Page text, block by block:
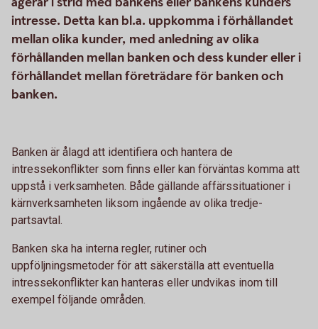
intresse. Detta kan bl.a. uppkomma i förhållandet
mellan olika kunder, med anledning av olika
förhållanden mellan banken och dess kunder eller i
förhållandet mellan företrädare för banken och
banken.
Banken är ålagd att identifiera och hantera de
intressekonflikter som finns eller kan förväntas komma att
uppstå i verksamheten. Både gällande affärssituationer i
kärnverksamheten liksom ingående av olika tredje-
partsavtal.
Banken ska ha interna regler, rutiner och
uppföljningsmetoder för att säkerställa att eventuella
intressekonflikter kan hanteras eller undvikas inom till
exempel följande områden.